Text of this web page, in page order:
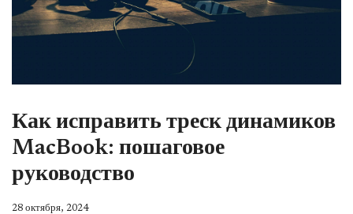
Как исправить треск динамиков
MacBook: пошаговое
руководство
28 октября, 2024